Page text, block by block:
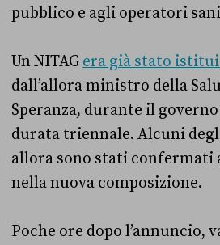
pubblico e agli operatori
Un NITAG era già stato
dall’allora ministro della
Speranza, durante il
durata triennale. Alcuni
allora sono stati confermati
nella nuova composizione.
Poche ore dopo l’annuncio,